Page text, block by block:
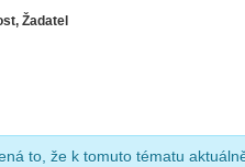
Žadatel
to, že k tomuto tématu